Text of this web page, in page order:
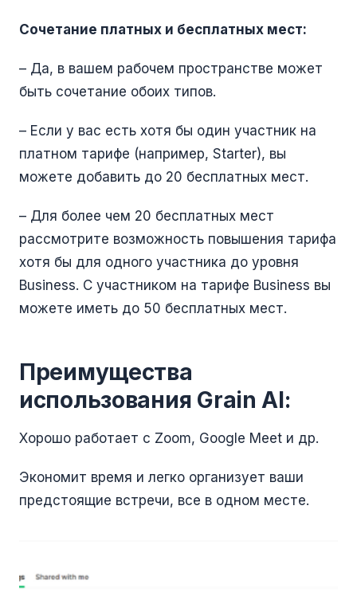
Сочетание платных и бесплатных мест:
– Да, в вашем рабочем пространстве может
быть сочетание обоих типов.
– Если у вас есть хотя бы один участник на
платном тарифе (например, Starter), вы
можете добавить до 20 бесплатных мест.
– Для более чем 20 бесплатных мест
рассмотрите возможность повышения тарифа
хотя бы для одного участника до уровня
Business. С участником на тарифе Business вы
можете иметь до 50 бесплатных мест.
Преимущества
использования Grain AI:
Хорошо работает с Zoom, Google Meet и др.
Экономит время и легко организует ваши
предстоящие встречи, все в одном месте.